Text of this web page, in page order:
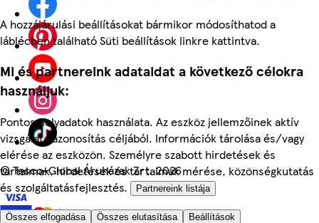
A hozzájárulási beállításokat bármikor módosíthatod a
láblécben található Süti beállítások linkre kattintva.
Mi és partnereink adataidat a következő célokra
használjuk:
Pontos helyadatok használata. Az eszköz jellemzőinek aktív
vizsgálata azonosítás céljából. Információk tárolása és/vagy
elérése az eszközön. Személyre szabott hirdetések és
tartalmak, hirdetések és tartalmak mérése, közönségkutatás
és szolgáltatásfejlesztés.
Partnereink listája
Összes elfogadása Összes elutasítása Beállítások
©Tesco-Global Áruházak Zrt. 2026